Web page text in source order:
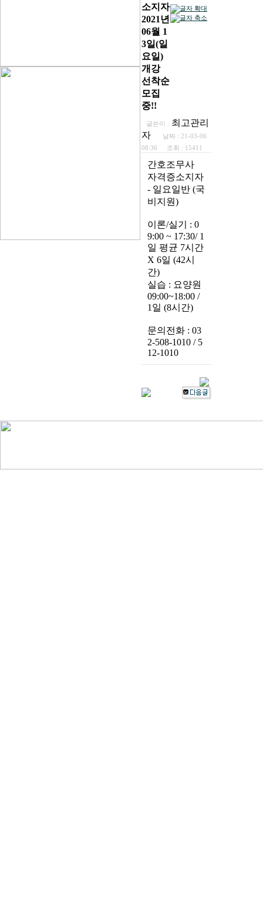
소지자
2021년
06월 1
3일(일
요일)
개강
선착순
모집
중!!
글쓴이 : 최고관리
자
날짜 : 21-03-06
08:36
조회 : 15411
간호조무사
자격증소지자
- 일요일반 (국
비지원)
이론/실기 : 0
9:00 ~ 17:30/ 1
일 평균 7시간
X 6일 (42시
간)
실습 : 요양원
09:00~18:00 /
1일 (8시간)
문의전화 : 03
2-508-1010 / 5
12-1010